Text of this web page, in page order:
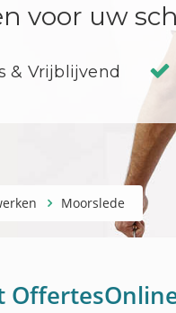
voor uw
& Vrijblijvend
Moorslede